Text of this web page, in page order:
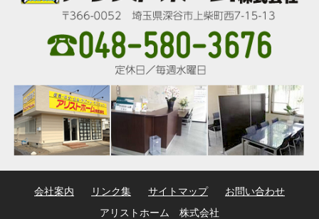
会社案内 リンク集 サイトマップ
お問い合わせ
アリストホーム 株式会社